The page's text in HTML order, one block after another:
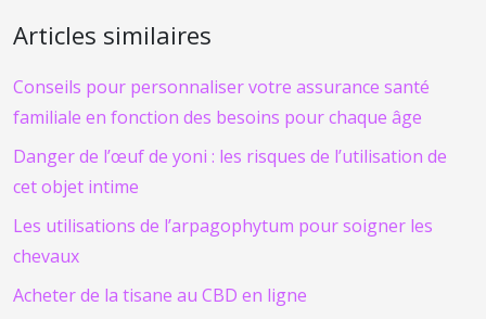
Articles similaires
Conseils pour personnaliser votre assurance santé
familiale en fonction des besoins pour chaque âge
Danger de l’œuf de yoni : les risques de l’utilisation de
cet objet intime
Les utilisations de l’arpagophytum pour soigner les
chevaux
Acheter de la tisane au CBD en ligne